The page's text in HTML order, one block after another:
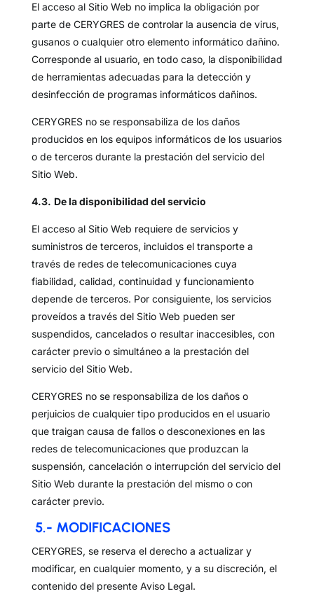
El acceso al Sitio Web no implica la obligación por
parte de CERYGRES de controlar la ausencia de virus,
gusanos o cualquier otro elemento informático dañino.
Corresponde al usuario, en todo caso, la disponibilidad
de herramientas adecuadas para la detección y
desinfección de programas informáticos dañinos.
CERYGRES no se responsabiliza de los daños
producidos en los equipos informáticos de los usuarios
o de terceros durante la prestación del servicio del
Sitio Web.
4.3. De la disponibilidad del servicio
El acceso al Sitio Web requiere de servicios y
suministros de terceros, incluidos el transporte a
través de redes de telecomunicaciones cuya
fiabilidad, calidad, continuidad y funcionamiento
depende de terceros. Por consiguiente, los servicios
proveídos a través del Sitio Web pueden ser
suspendidos, cancelados o resultar inaccesibles, con
carácter previo o simultáneo a la prestación del
servicio del Sitio Web.
CERYGRES no se responsabiliza de los daños o
perjuicios de cualquier tipo producidos en el usuario
que traigan causa de fallos o desconexiones en las
redes de telecomunicaciones que produzcan la
suspensión, cancelación o interrupción del servicio del
Sitio Web durante la prestación del mismo o con
carácter previo.
5.- MODIFICACIONES
CERYGRES, se reserva el derecho a actualizar y
modificar, en cualquier momento, y a su discreción, el
contenido del presente Aviso Legal.